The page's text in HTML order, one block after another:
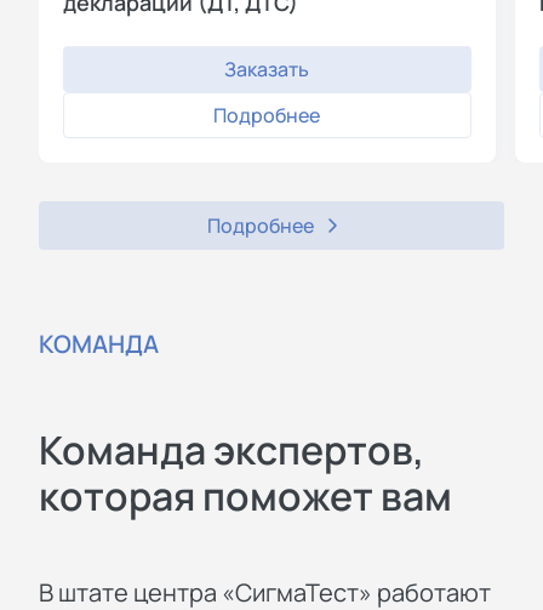
Заказать
Подробнее
Подробнее
КОМАНДА
Команда экспертов,
которая поможет вам
В штате центра «СигмаТест» работают